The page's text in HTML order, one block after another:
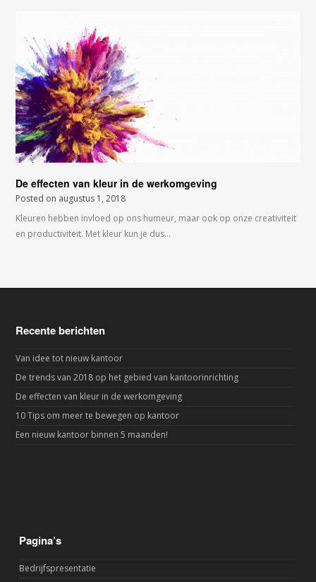
De effecten van kleur in de werkomgeving
Posted on augustus 1, 2018
Kleuren hebben invloed op ons humeur, maar ook op onze creativiteit
en productiviteit. Met kleur kun je dus…
Recente berichten
Van idee tot nieuw kantoor
De trends van 2018 op het gebied van kantoorinrichting
De effecten van kleur in de werkomgeving
10 Tips om meer te bewegen op kantoor
Een nieuw kantoor binnen 5 maanden!
Pagina’s
Bedrijfspresentatie